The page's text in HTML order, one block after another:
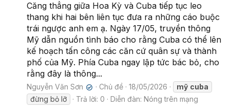
Căng thẳng giữa Hoa Kỳ và Cuba tiếp tục leo
thang khi hai bên liên tục đưa ra những cáo buộc
trái ngược anh em ạ. Ngày 17/05, truyền thông
Mỹ dẫn nguồn tình báo cho rằng Cuba có thể lên
kế hoạch tấn công các căn cứ quân sự và thành
phố của Mỹ. Phía Cuba ngay lập tức bác bỏ, cho
rằng đây là thông...
Nguyễn Văn Sơn ✔ Chủ đề 18/05/2026 mỹ cuba
đừng bỏ lỡ
Trả lời: 0 Diễn đàn: Nóng trên mạng